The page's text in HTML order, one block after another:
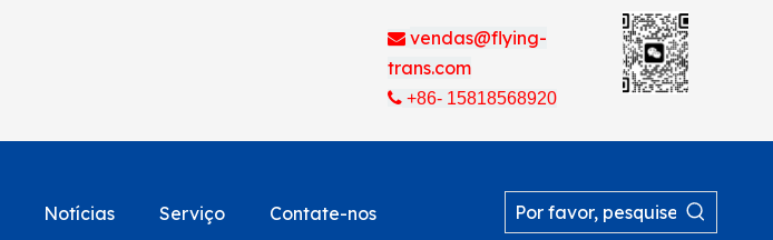
 vendas@flying-
trans.com
+86- 15818568920
Notícias Serviço Contate-nos